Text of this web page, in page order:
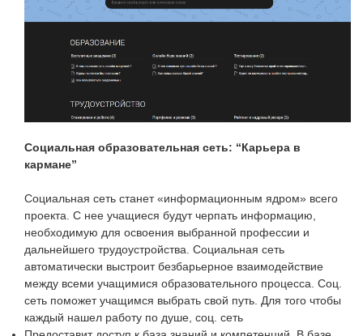
Социальная образовательная сеть: “Карьера в
кармане”
Социальная сеть станет «информационным ядром» всего
проекта. С нее учащиеся будут черпать информацию,
необходимую для освоения выбранной профессии и
дальнейшего трудоустройства. Социальная сеть
автоматически выстроит безбарьерное взаимодействие
между всеми учащимися образовательного процесса. Соц.
сеть поможет учащимся выбрать свой путь. Для того чтобы
каждый нашел работу по душе, соц. сеть